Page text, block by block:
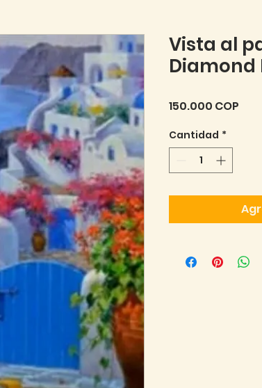
Vista al
Diamond
150.000 COP
Cantidad *